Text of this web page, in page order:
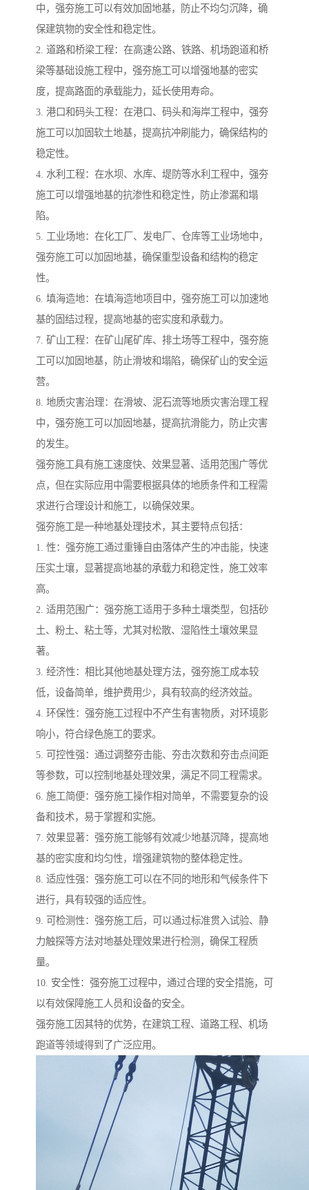
中，强夯施工可以有效加固地基，防止不均匀沉降，确
保建筑物的安全性和稳定性。
2. 道路和桥梁工程：在高速公路、铁路、机场跑道和桥
梁等基础设施工程中，强夯施工可以增强地基的密实
度，提高路面的承载能力，延长使用寿命。
3. 港口和码头工程：在港口、码头和海岸工程中，强夯
施工可以加固软土地基，提高抗冲刷能力，确保结构的
稳定性。
4. 水利工程：在水坝、水库、堤防等水利工程中，强夯
施工可以增强地基的抗渗性和稳定性，防止渗漏和塌
陷。
5. 工业场地：在化工厂、发电厂、仓库等工业场地中，
强夯施工可以加固地基，确保重型设备和结构的稳定
性。
6. 填海造地：在填海造地项目中，强夯施工可以加速地
基的固结过程，提高地基的密实度和承载力。
7. 矿山工程：在矿山尾矿库、排土场等工程中，强夯施
工可以加固地基，防止滑坡和塌陷，确保矿山的安全运
营。
8. 地质灾害治理：在滑坡、泥石流等地质灾害治理工程
中，强夯施工可以加固地基，提高抗滑能力，防止灾害
的发生。
强夯施工具有施工速度快、效果显著、适用范围广等优
点，但在实际应用中需要根据具体的地质条件和工程需
求进行合理设计和施工，以确保效果。
强夯施工是一种地基处理技术，其主要特点包括：
1. 性：强夯施工通过重锤自由落体产生的冲击能，快速
压实土壤，显著提高地基的承载力和稳定性，施工效率
高。
2. 适用范围广：强夯施工适用于多种土壤类型，包括砂
土、粉土、粘土等，尤其对松散、湿陷性土壤效果显
著。
3. 经济性：相比其他地基处理方法，强夯施工成本较
低，设备简单，维护费用少，具有较高的经济效益。
4. 环保性：强夯施工过程中不产生有害物质，对环境影
响小，符合绿色施工的要求。
5. 可控性强：通过调整夯击能、夯击次数和夯击点间距
等参数，可以控制地基处理效果，满足不同工程需求。
6. 施工简便：强夯施工操作相对简单，不需要复杂的设
备和技术，易于掌握和实施。
7. 效果显著：强夯施工能够有效减少地基沉降，提高地
基的密实度和均匀性，增强建筑物的整体稳定性。
8. 适应性强：强夯施工可以在不同的地形和气候条件下
进行，具有较强的适应性。
9. 可检测性：强夯施工后，可以通过标准贯入试验、静
力触探等方法对地基处理效果进行检测，确保工程质
量。
10. 安全性：强夯施工过程中，通过合理的安全措施，可
以有效保障施工人员和设备的安全。
强夯施工因其特的优势，在建筑工程、道路工程、机场
跑道等领域得到了广泛应用。